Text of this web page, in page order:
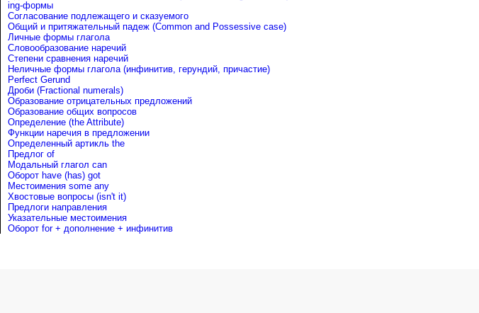
ing-формы
Согласование подлежащего и сказуемого
Общий и притяжательный падеж (Common and Possessive case)
Личные формы глагола
Словообразование наречий
Степени сравнения наречий
Неличные формы глагола (инфинитив, герундий, причастие)
Perfect Gerund
Дроби (Fractional numerals)
Образование отрицательных предложений
Образование общих вопросов
Определение (the Attribute)
Функции наречия в предложении
Определенный артикль the
Предлог of
Mодальный глагол can
Оборот have (has) got
Местоимения some any
Хвостовые вопросы (isn't it)
Предлоги направления
Указательные местоимения
Оборот for + дополнение + инфинитив